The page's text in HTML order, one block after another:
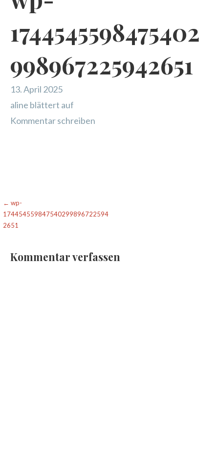
1744545598475402
998967225942651
13. April 2025
aline blättert auf
Kommentar schreiben
Beitragsnavigation
← wp-
174454559847540299896722594
2651
Kommentar verfassen